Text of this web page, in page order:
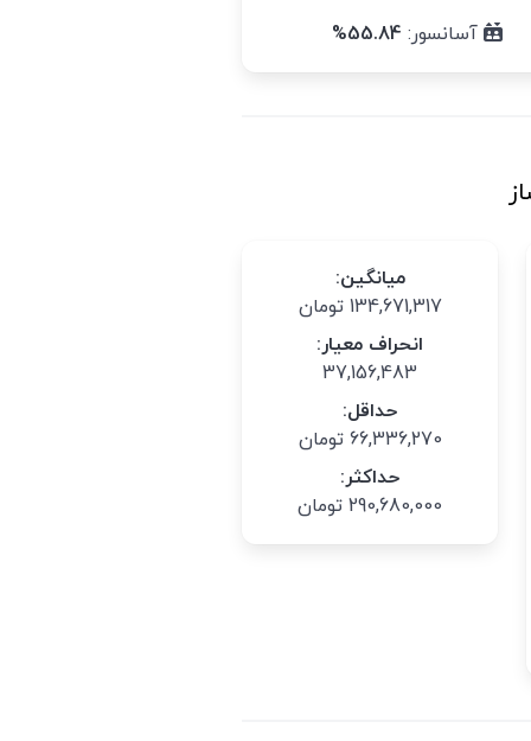
آسانسور: 55.84%
میانگین:
134,671,317 تومان
انحراف معیار:
37,156,483
حداقل:
66,336,270 تومان
حداکثر:
290,680,000 تومان